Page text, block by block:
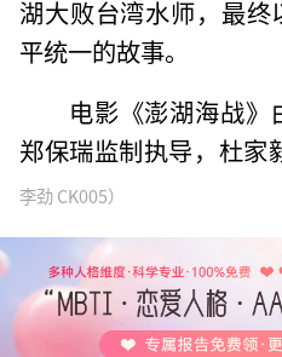
湖大败台湾水师，最
平统一的故事。
电影《澎湖海战》
郑保瑞监制执导，杜家
李劲 CK005）